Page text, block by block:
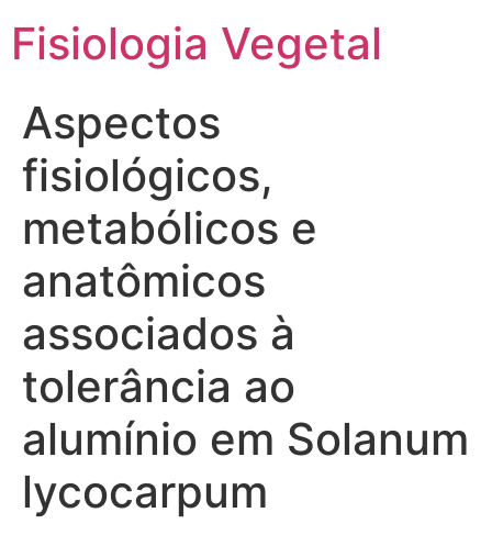
Fisiologia Vegetal
Aspectos
fisiológicos,
metabólicos e
anatômicos
associados à
tolerância ao
alumínio em Solanum
lycocarpum